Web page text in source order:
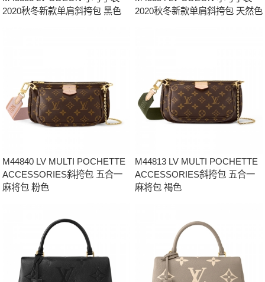
2020秋冬新款单肩斜挎包 黑色
2020秋冬新款单肩斜挎包 天然色
M44840 LV MULTI POCHETTE
ACCESSORIES斜挎包 五合一
麻将包 粉色
M44813 LV MULTI POCHETTE
ACCESSORIES斜挎包 五合一
麻将包 褐色